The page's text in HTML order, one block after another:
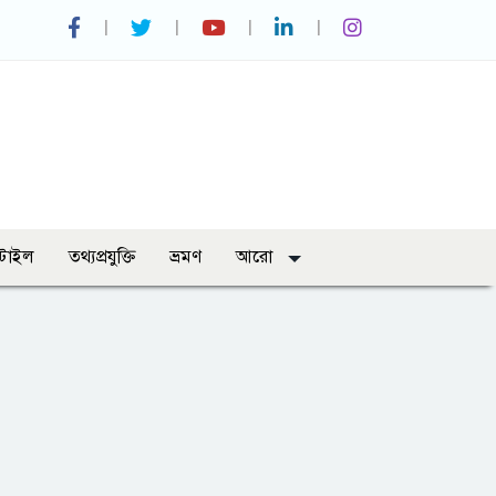
তথ্যপ্রযুক্তি ভ্রমণ আরো